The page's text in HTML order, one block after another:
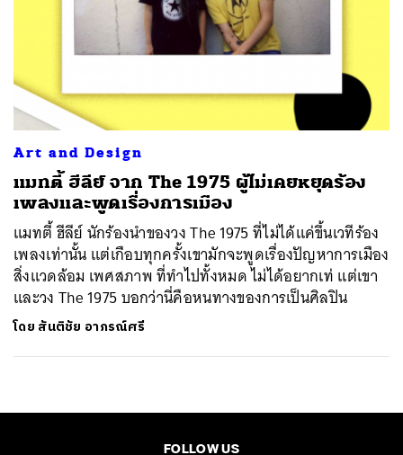
Art and Design
แมทตี้ ฮีลีย์ จาก The 1975 ผู้ไม่เคยหยุดร้อง
เพลงและพูดเรื่องการเมือง
แมทตี้ ฮีลีย์ นักร้องนำของวง The 1975 ที่ไม่ได้แค่ขึ้นเวทีร้อง
เพลงเท่านั้น แต่เกือบทุกครั้งเขามักจะพูดเรื่องปัญหาการเมือง
สิ่งแวดล้อม เพศสภาพ ที่ทำไปทั้งหมด ไม่ได้อยากเท่ แต่เขา
และวง The 1975 บอกว่านี่คือหนทางของการเป็นศิลปิน
โดย สันติชัย อาภรณ์ศรี
FOLLOW US
ค้นหา
SHARE EMAIL